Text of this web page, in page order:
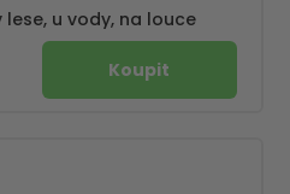
lese, u vody, na louce